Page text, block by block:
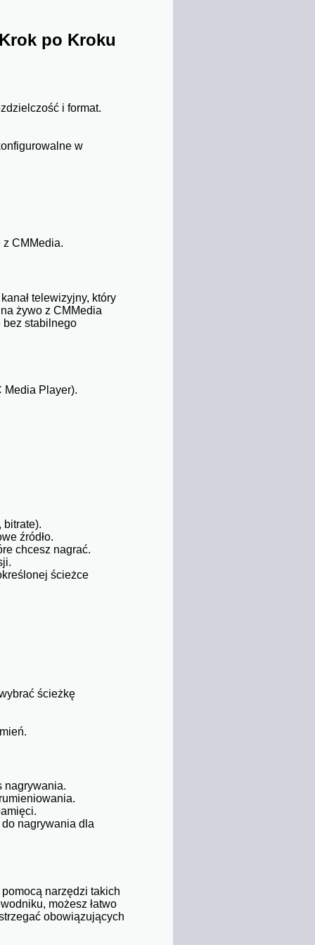
po Kroku
i format.
w
CMMedia.
telewizyjny, który
żywo z CMMedia
bez stabilnego
Media Player).
bitrate).
źródło.
chcesz nagrać.
ścieżce
ścieżkę
nagrywania.
nagrywania dla
narzędzi takich
możesz łatwo
obowiązujących